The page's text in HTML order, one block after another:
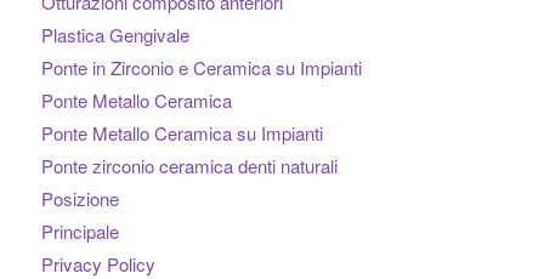
Plastica Gengivale
Ponte in Zirconio e Ceramica su Impianti
Ponte Metallo Ceramica
Ponte Metallo Ceramica su Impianti
Ponte zirconio ceramica denti naturali
Posizione
Principale
Privacy Policy